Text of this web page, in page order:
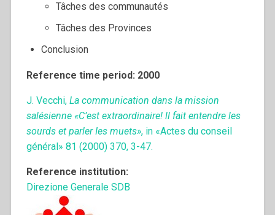
Tâches des communautés
Tâches des Provinces
Conclusion
Reference time period: 2000
J. Vecchi, La communication dans la mission
salésienne «C’est extraordinaire! ll fait entendre les
sourds et parler Ies muets», in «Actes du conseil
général» 81 (2000) 370, 3-47.
Reference institution:
Direzione Generale SDB